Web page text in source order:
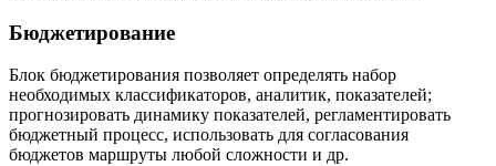
Бюджетирование
Блок бюджетирования позволяет определять набор
необходимых классификаторов, аналитик, показателей;
прогнозировать динамику показателей, регламентировать
бюджетный процесс, использовать для согласования
бюджетов маршруты любой сложности и др.